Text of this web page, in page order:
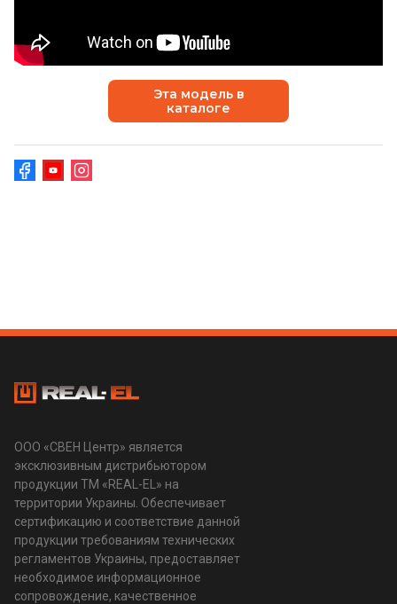
Эта модель в
каталоге
ООО «СВЕН Центр» является
эксклюзивным дистрибьютором
продукции ТМ «REAL-EL» на
территории Украины. Обеспечивает
сертификацию и соответствие данной
продукции требованиям технических
регламентов Украины, предоставляет
необходимое информационное
сопровождение, качественное